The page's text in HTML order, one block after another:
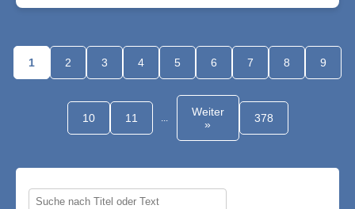
1 2 3 4 5 6 7 8 9
10 11 ...
Weiter
»
378